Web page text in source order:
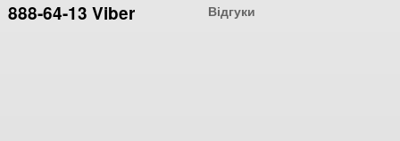
888-64-13 Viber
Відгуки